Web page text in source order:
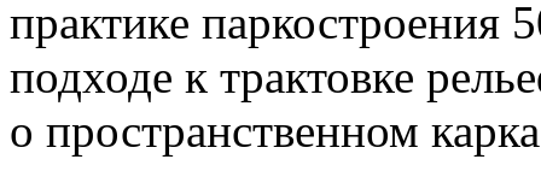
практике паркостроения
подходе к трактовке
о пространственном